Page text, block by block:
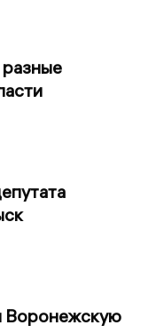
Воронежскую